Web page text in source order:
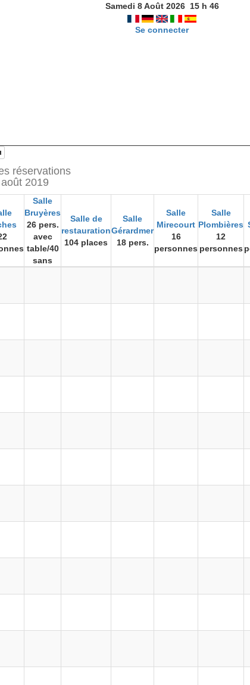
Samedi 8 Août 2026 15h 46
Se connecter
Salle
Bruyères
26 pers.
avec
table/40
sans
Salle de
restauration
104 places
Salle
Gérardmer
18 pers.
Salle
Mirecourt
16
personnes
Salle
Plombières
12
personnes
réservations
2019